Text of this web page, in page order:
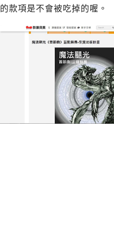
的款項是不會被吃掉的喔。